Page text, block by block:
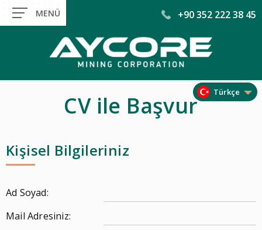
Türkçe
+90 352 222 38 45
CV ile Başvur
Kişisel Bilgileriniz
Ad Soyad:
Mail Adresiniz: